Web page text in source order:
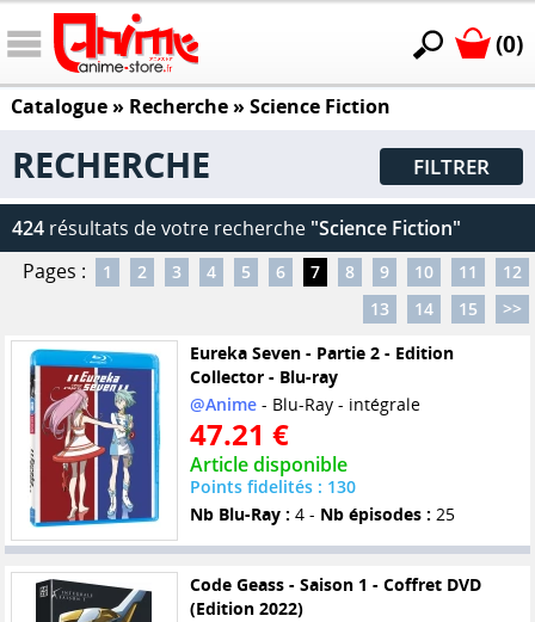
(0)
Catalogue» Recherche » Science Fiction
RECHERCHE FILTRER
424 résultats de votre recherche "Science Fiction"
Pages :
1 2 3 4 5 6 7 8 9 10 11
12
13
14 15
>>
Eureka Seven - Partie 2 - Edition
Collector - Blu-ray
@Anime- Blu-Ray - intégrale
47.21 €
Article disponible
Points fidelités : 130
Nb Blu-Ray : 4 - Nb épisodes : 25
Code Geass - Saison 1 - Coffret DVD
(Edition 2022)